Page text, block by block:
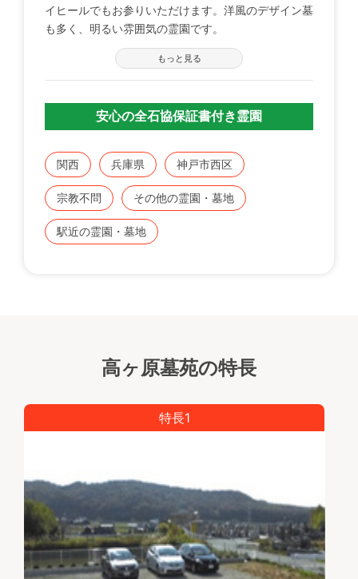
イヒールでもお参りいただけます。洋風のデザイン墓
も多く、明るい雰囲気の霊園です。
もっと見る
安心の全石協保証書付き霊園
関西 兵庫県 神戸市西区
宗教不問 その他の霊園・墓地
駅近の霊園・墓地
高ヶ原墓苑の特長
特長1